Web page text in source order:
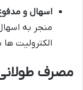
اسهال و
منجر به
الکترولیت
مصرف